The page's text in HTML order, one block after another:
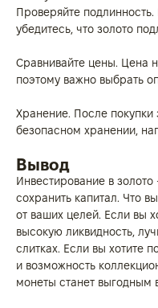
Проверяйте
убедитесь, что золото
Сравнивайте цены. Цена
поэтому важно выбрать
Хранение. После покупки
безопасном хранении,
Вывод
Инвестирование в
сохранить капитал. Что
от ваших целей. Если вы
высокую ликвидность,
слитках. Если вы хотите
и возможность
монеты станет выгодным